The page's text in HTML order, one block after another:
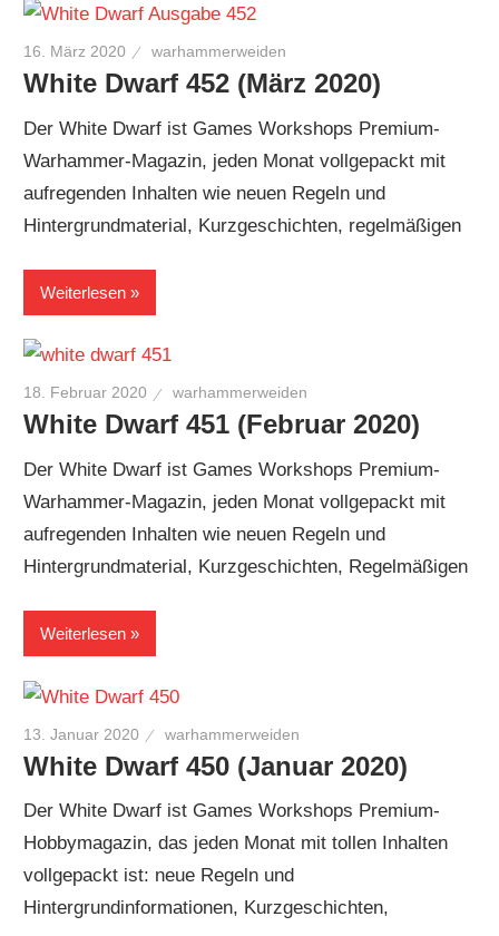
16. März 2020 warhammerweiden
White Dwarf 452 (März 2020)
Der White Dwarf ist Games Workshops Premium-
Warhammer-Magazin, jeden Monat vollgepackt mit
aufregenden Inhalten wie neuen Regeln und
Hintergrundmaterial, Kurzgeschichten, regelmäßigen
Weiterlesen
18. Februar 2020 warhammerweiden
White Dwarf 451 (Februar 2020)
Der White Dwarf ist Games Workshops Premium-
Warhammer-Magazin, jeden Monat vollgepackt mit
aufregenden Inhalten wie neuen Regeln und
Hintergrundmaterial, Kurzgeschichten, Regelmäßigen
Weiterlesen
13. Januar 2020 warhammerweiden
White Dwarf 450 (Januar 2020)
Der White Dwarf ist Games Workshops Premium-
Hobbymagazin, das jeden Monat mit tollen Inhalten
vollgepackt ist: neue Regeln und
Hintergrundinformationen, Kurzgeschichten,